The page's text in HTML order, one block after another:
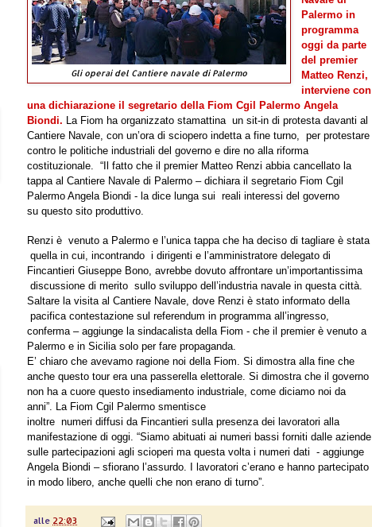
Gli operai del Cantiere navale di Palermo
Palermo in
programma
oggi da parte
del premier
Matteo Renzi,
interviene con
una dichiarazione il segretario della Fiom Cgil Palermo Angela
Biondi. La Fiom ha organizzato stamattina  un sit-in di protesta davanti al
Cantiere Navale, con un’ora di sciopero indetta a fine turno,  per protestare
contro le politiche industriali del governo e dire no alla riforma
costituzionale.  “Il fatto che il premier Matteo Renzi abbia cancellato la
tappa al Cantiere Navale di Palermo – dichiara il segretario Fiom Cgil
Palermo Angela Biondi - la dice lunga sui  reali interessi del governo
su questo sito produttivo.
Renzi è  venuto a Palermo e l’unica tappa che ha deciso di tagliare è stata
quella in cui, incontrando  i dirigenti e l’amministratore delegato di
Fincantieri Giuseppe Bono, avrebbe dovuto affrontare un’importantissima
discussione di merito  sullo sviluppo dell’industria navale in questa città.
Saltare la visita al Cantiere Navale, dove Renzi è stato informato della
pacifica contestazione sul referendum in programma all’ingresso,
conferma – aggiunge la sindacalista della Fiom - che il premier è venuto a
Palermo e in Sicilia solo per fare propaganda.
E’ chiaro che avevamo ragione noi della Fiom. Si dimostra alla fine che
anche questo tour era una passerella elettorale. Si dimostra che il governo
non ha a cuore questo insediamento industriale, come diciamo noi da
anni”. La Fiom Cgil Palermo smentisce
inoltre  numeri diffusi da Fincantieri sulla presenza dei lavoratori alla
manifestazione di oggi. “Siamo abituati ai numeri bassi forniti dalle aziende
sulle partecipazioni agli scioperi ma questa volta i numeri dati  - aggiunge
Angela Biondi – sfiorano l’assurdo. I lavoratori c’erano e hanno partecipato
in modo libero, anche quelli che non erano di turno”.
alle 22:03